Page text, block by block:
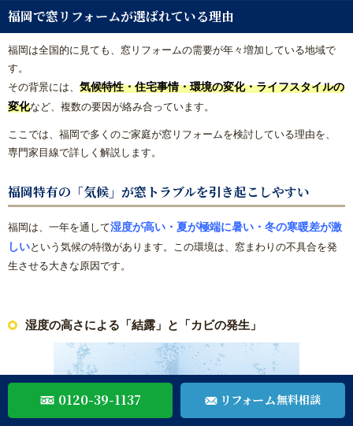
福岡で窓リフォームが選ばれている理由
福岡は全国的に見ても、窓リフォームの需要が年々増加している地域で
す。
その背景には、 気候特性・住宅事情・環境の変化・ライフスタイルの
変化など、複数の要因が絡み合っています。
ここでは、福岡で多くのご家庭が窓リフォームを検討している理由を、
専門家目線で詳しく解説します。
福岡特有の「気候」が窓トラブルを引き起こしやすい
福岡は、一年を通して湿度が高い・夏が極端に暑い・冬の寒暖差が激
しいという気候の特徴があります。この環境は、窓まわりの不具合を発
生させる大きな原因です。
湿度の高さによる「結露」と「カビの発生」
0120-39-1137 リフォーム無料相談